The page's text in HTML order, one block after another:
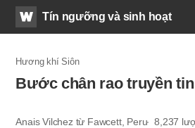
WATVTín ngưỡng và sinh hoạt
Hương khí Siôn
Bước chân rao truyền
Anais Vilchez từ Fawcett, Peru 8,237